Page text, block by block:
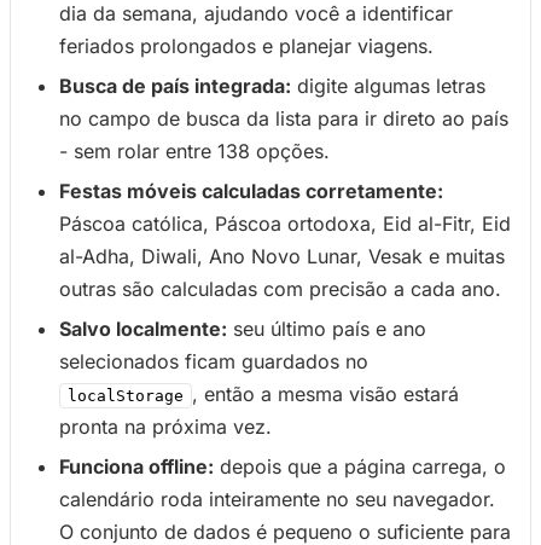
dia da semana, ajudando você a identificar
feriados prolongados e planejar viagens.
Busca de país integrada: digite algumas letras
no campo de busca da lista para ir direto ao país
- sem rolar entre 138 opções.
Festas móveis calculadas corretamente:
Páscoa católica, Páscoa ortodoxa, Eid al-Fitr, Eid
al-Adha, Diwali, Ano Novo Lunar, Vesak e muitas
outras são calculadas com precisão a cada ano.
Salvo localmente: seu último país e ano
selecionados ficam guardados no
localStorage , então a mesma visão estará
pronta na próxima vez.
Funciona offline: depois que a página carrega, o
calendário roda inteiramente no seu navegador.
O conjunto de dados é pequeno o suficiente para